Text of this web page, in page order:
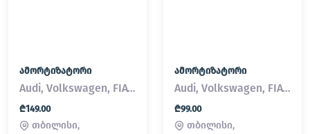
ამორტიზატორი
Audi, Volkswagen, FIAT, Land Rover, MINI, Volvo
₾149.00
თბილისი,
ამორტიზატორი
Audi, Volkswagen, FIAT, Land Rover, MINI, Volvo
₾99.00
თბილისი,